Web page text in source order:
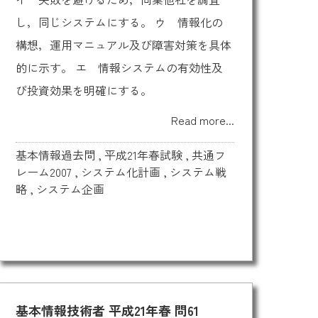
し，同じシステムにする。 ウ 情報化の
構想，運用マニュアル及び障害対策を具体
的に示す。 エ 情報システムの有効性及
び投資効果を明確にする。
Read more...
基本情報過去問 ,平成21年春試験 ,共通フ
レーム2007 , システム化計画 , システム戦
略 , システム企画
基本情報技術者 平成21年春 問61